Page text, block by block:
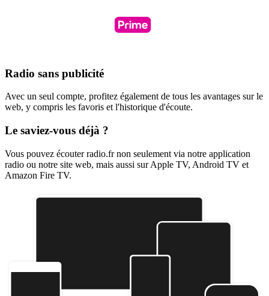
Radio sans publicité
Avec un seul compte, profitez également de tous les avantages sur le
web, y compris les favoris et l'historique d'écoute.
Le saviez-vous déjà ?
Vous pouvez écouter radio.fr non seulement via notre application
radio ou notre site web, mais aussi sur Apple TV, Android TV et
Amazon Fire TV.